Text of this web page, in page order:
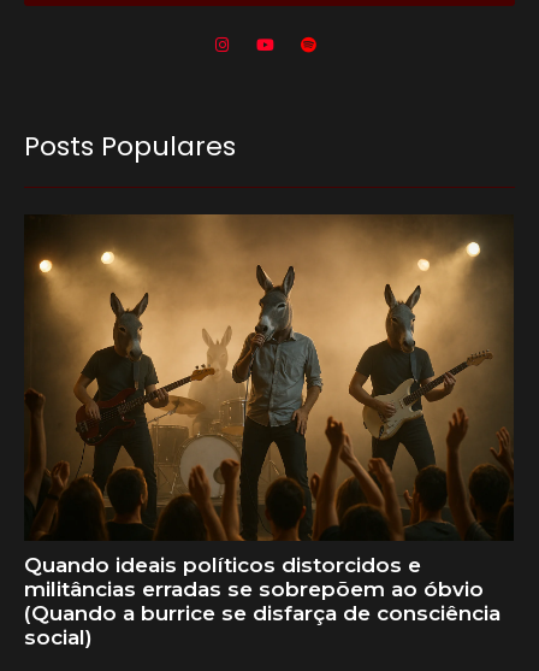
Posts Populares
Quando ideais políticos distorcidos e
militâncias erradas se sobrepõem ao óbvio
(Quando a burrice se disfarça de consciência
social)